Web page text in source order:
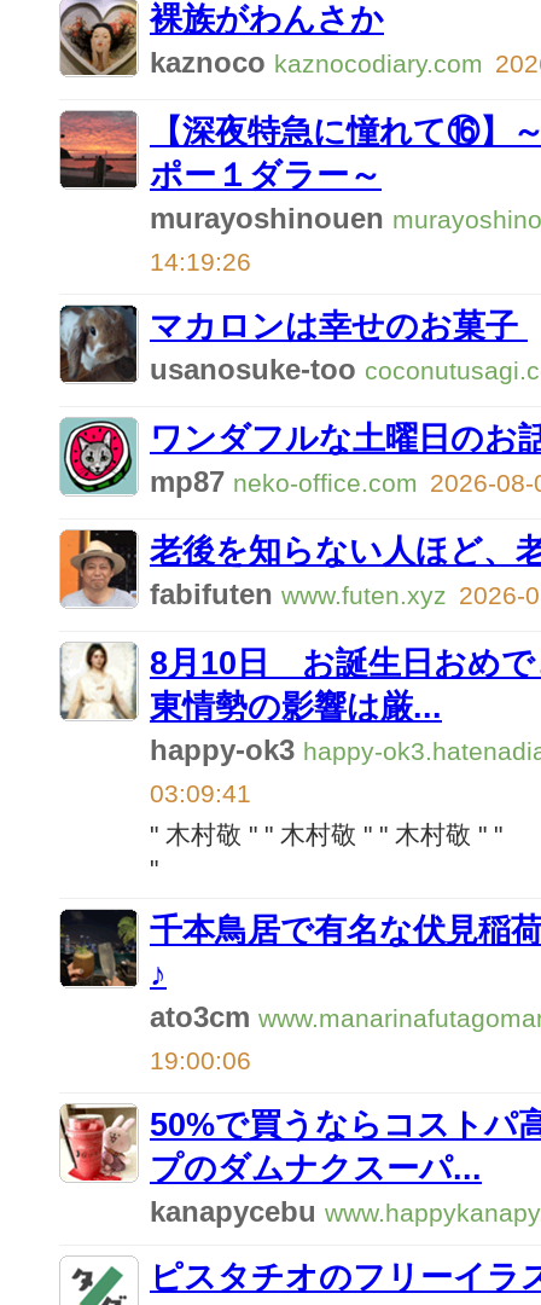
裸族がわんさか
kaznoco kaznocodiary.com
【深夜特急に憧れて⑯】
ポー１ダラー～
murayoshinouen
14:19:26
マカロンは幸せのお菓子
usanosuke-too
ワンダフルな土曜日のお
mp87 neko-office.com 2026-
老後を知らない人ほど、
fabifuten www.futen.xyz 2026-
8月10日 お誕生日おめで
東情勢の影響は厳...
happy-ok3 happy-
03:09:41
" 木村敬 " " 木村敬 " " 木村敬 " "
"
千本鳥居で有名な伏見稲
♪
ato3cm
19:00:06
50%で買うならコストパ
プのダムナクスーパ...
kanapycebu
ピスタチオのフリーイラ